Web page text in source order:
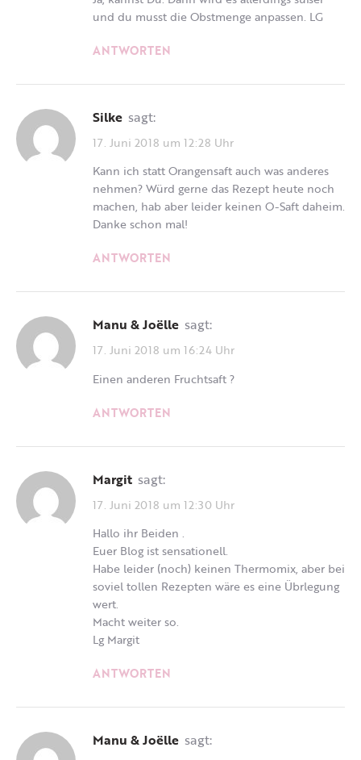
und du musst die Obstmenge anpassen. LG
ANTWORTEN
Silke sagt:
17. Juni 2018 um 12:28 Uhr
Kann ich statt Orangensaft auch was anderes
nehmen? Würd gerne das Rezept heute noch
machen, hab aber leider keinen O-Saft daheim.
Danke schon mal!
ANTWORTEN
Manu & Joëlle sagt:
17. Juni 2018 um 16:24 Uhr
Einen anderen Fruchtsaft ?
ANTWORTEN
Margit sagt:
17. Juni 2018 um 12:30 Uhr
Hallo ihr Beiden .
Euer Blog ist sensationell.
Habe leider (noch) keinen Thermomix, aber bei
soviel tollen Rezepten wäre es eine Übrlegung
wert.
Macht weiter so.
Lg Margit
ANTWORTEN
Manu & Joëlle sagt: